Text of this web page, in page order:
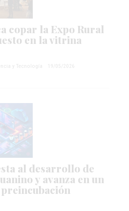
copar la Expo Rural
en la vitrina
y Tecnología 19/05/2026
al desarrollo de
y avanza en un